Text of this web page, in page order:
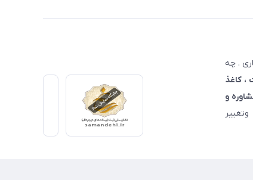
. چه
، کاغذ
و